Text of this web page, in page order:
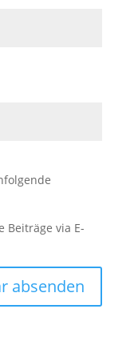
Beiträge via E-